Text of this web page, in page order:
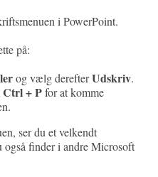
i PowerPoint.
på:
og vælg derefterUdskriv.
Ctrl + Pfor at komme
ser du et velkendt
finder i andre Microsoft